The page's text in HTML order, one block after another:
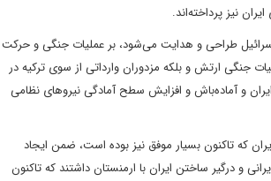
نیز پرداخته‌اند.
طراحی و هدایت می‌شود، بر عملیات جنگی و حرکت
جنگی ارتش و بلکه مزدوران وارداتی از سوی ترکیه در
و آماده‌باش و افزایش سطح آمادگی نیروهای نظامی
که تاکنون بسیار موفق نیز بوده است، ضمن ایجاد
و درگیر ساختن ایران با ارمنستان داشتند که تاکنون